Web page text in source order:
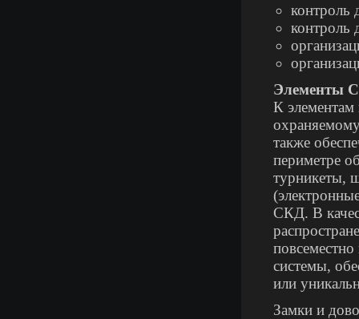
контроль
контроль
Элементы
К элементам
также
периметре
турникеты,
СКД. В
системы,
или
Замки и